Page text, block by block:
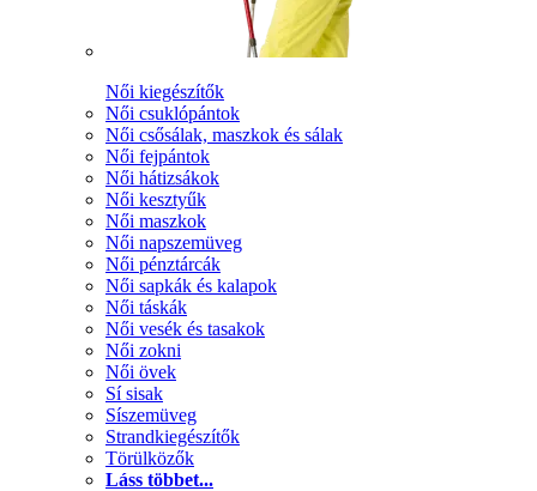
Női kiegészítők
Női csuklópántok
Női csősálak, maszkok és sálak
Női fejpántok
Női hátizsákok
Női kesztyűk
Női maszkok
Női napszemüveg
Női pénztárcák
Női sapkák és kalapok
Női táskák
Női vesék és tasakok
Női zokni
Női övek
Sí sisak
Síszemüveg
Strandkiegészítők
Törülközők
Láss többet...